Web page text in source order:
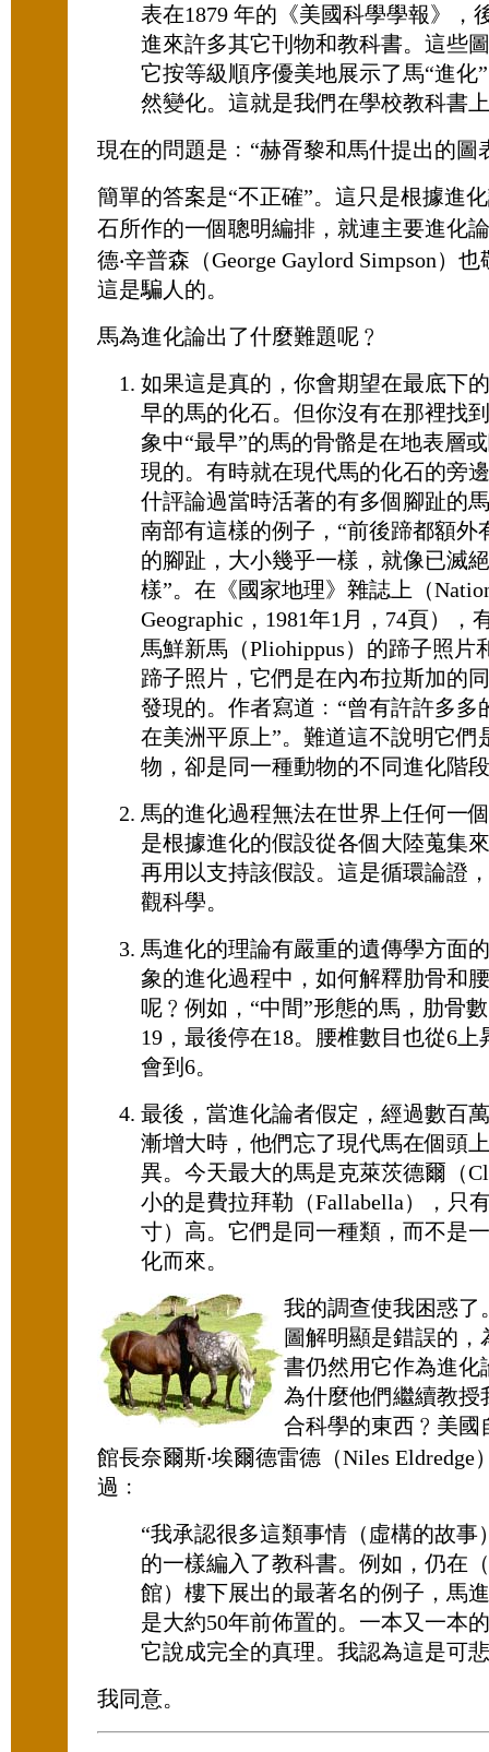
表在1879 年的《美國科學學報》，
進來許多其它刊物和教科書。這些
它按等級順序優美地展示了馬“進化
然變化。這就是我們在學校教科書
現在的問題是﹕“赫胥黎和馬什提出的圖
簡單的答案是“不正確”。這只是根據進
石所作的一個聰明編排，就連主要進化
德‧辛普森（George Gaylord Simpson）
這是騙人的。
馬為進化論出了什麼難題呢﹖
如果這是真的，你會期望在最底下
早的馬的化石。但你沒有在那裡找
象中“最早”的馬的骨骼是在地表層
現的。有時就在現代馬的化石的旁
什評論過當時活著的有多個腳趾的
南部有這樣的例子，“前後蹄都額外
的腳趾，大小幾乎一樣，就像已滅
樣”。在《國家地理》雜誌上（
Geographic，1981年1月，74頁），
馬鮮新馬（Pliohippus）的蹄子照片
蹄子照片，它們是在內布拉斯加的
發現的。作者寫道﹕“曾有許許多多
在美洲平原上”。難道這不說明它們
物，卻是同一種動物的不同進化階
馬的進化過程無法在世界上任何一
是根據進化的假設從各個大陸蒐集
再用以支持該假設。這是循環論證
觀科學。
馬進化的理論有嚴重的遺傳學方面
象的進化過程中，如何解釋肋骨和
呢﹖例如，“中間”形態的馬，肋骨
19，最後停在18。腰椎數目也從6上
會到6。
最後，當進化論者假定，經過數百
漸增大時，他們忘了現代馬在個頭
異。今天最大的馬是克萊茨德爾（
小的是費拉拜勒（Fallabella），只
寸）高。它們是同一種類，而不是
化而來。
我的調查使我困惑了
圖解明顯是錯誤的
書仍然用它作為進化
為什麼他們繼續教授
合科學的東西﹖美國
館長奈爾斯‧埃爾德雷德（Niles Eldredge
過﹕
“我承認很多這類事情（虛構的故事
的一樣編入了教科書。例如，仍在
館）樓下展出的最著名的例子，馬
是大約50年前佈置的。一本又一本
它說成完全的真理。我認為這是可
我同意。